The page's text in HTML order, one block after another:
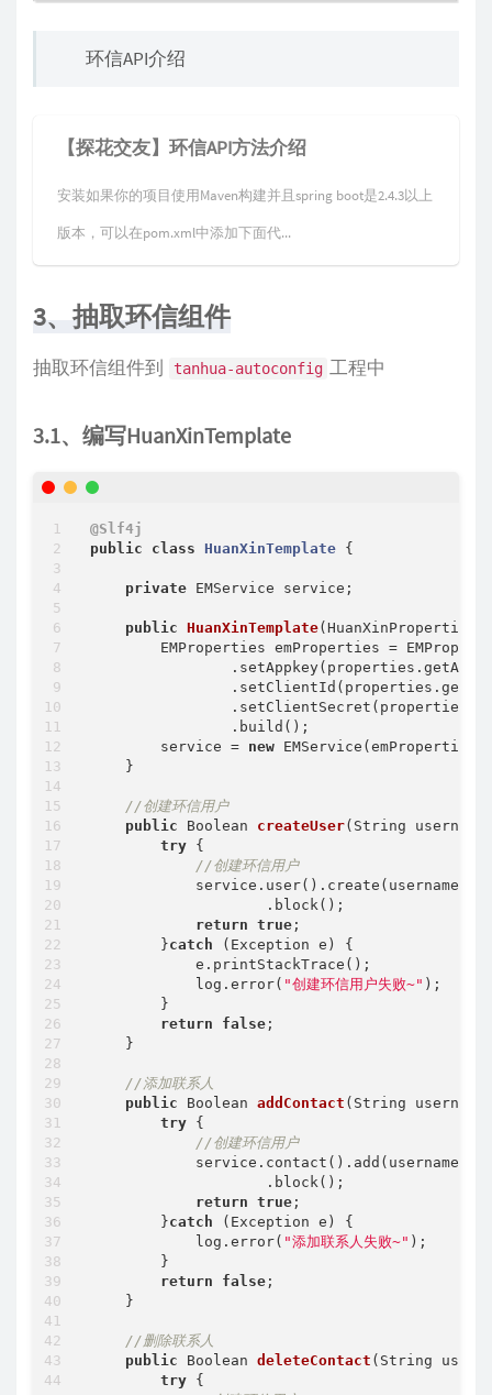
环信API介绍
【探花交友】环信API方法介绍
安装如果你的项目使用Maven构建并且spring boot是2.4.3以上
版本，可以在pom.xml中添加下面代...
3、抽取环信组件
抽取环信组件到 tanhua-autoconfig 工程中
3.1、编写HuanXinTemplate
@Slf4j
public
class HuanXinTemplate {
private EMService service;
public HuanXinTemplate(HuanXinProperties
EMProperties emProperties =
                .build();
        service =
new
    }
//创建环信用户
public Boolean createUser(String
try {
//创建环信用户
                    .block();
return true ;
        }
catch (Exception e) {
            e.printStackTrace();
            log.error(
"创建环信用户失败~" );
        }
return
false ;
    }
//添加联系人
public Boolean addContact (String
try {
//创建环信用户
                    .block();
return true ;
        }
catch (Exception e) {
            log.error(
"添加联系人失败~" );
        }
return
false ;
    }
//删除联系人
public Boolean deleteContact (String
try {